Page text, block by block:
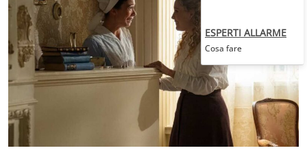
ESPERTI ALLARME
Cosa fare